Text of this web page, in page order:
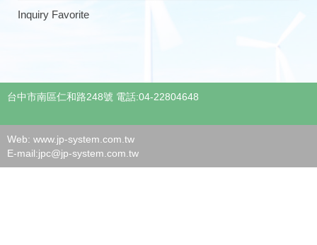
Inquiry Favorite
台中市南區仁和路248號 電話:04-22804648
Web: www.jp-system.com.tw
E-mail:jpc@jp-system.com.tw